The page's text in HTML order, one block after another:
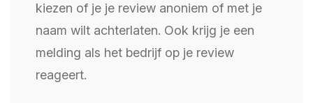
kiezen of je je review anoniem of met je
naam wilt achterlaten. Ook krijg je een
melding als het bedrijf op je review
reageert.